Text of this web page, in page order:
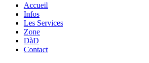
Accueil
Infos
Les Services
Zone
DàD
Contact